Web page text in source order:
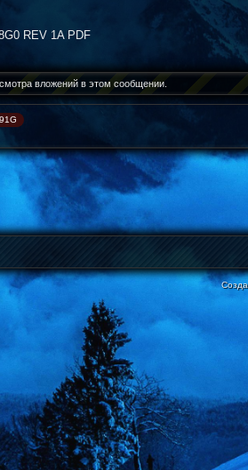
REV 1A PDF
вложений в этом сообщении.